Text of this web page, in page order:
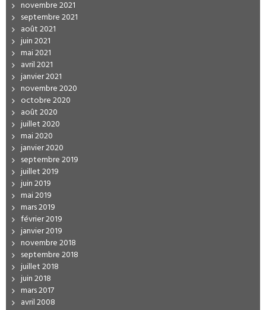
novembre 2021
septembre 2021
août 2021
juin 2021
mai 2021
avril 2021
janvier 2021
novembre 2020
octobre 2020
août 2020
juillet 2020
mai 2020
janvier 2020
septembre 2019
juillet 2019
juin 2019
mai 2019
mars 2019
février 2019
janvier 2019
novembre 2018
septembre 2018
juillet 2018
juin 2018
mars 2017
avril 2008